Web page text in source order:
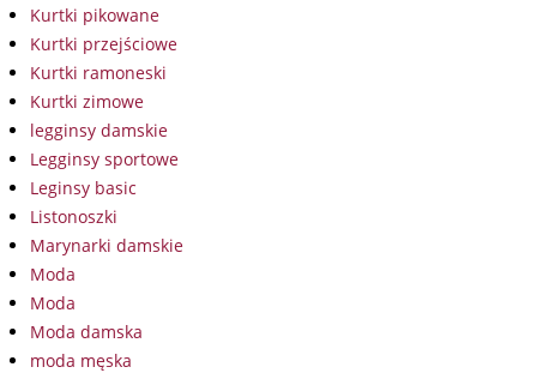
Kurtki pikowane
Kurtki przejściowe
Kurtki ramoneski
Kurtki zimowe
legginsy damskie
Legginsy sportowe
Leginsy basic
Listonoszki
Marynarki damskie
Moda
Moda
Moda damska
moda męska